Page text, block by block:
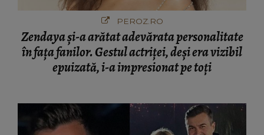
PEROZ.RO
Zendaya și-a arătat adevărata personalitate
în fața fanilor. Gestul actriței, deși era vizibil
epuizată, i-a impresionat pe toți